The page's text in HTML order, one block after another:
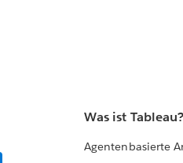
Was ist Tableau?
Agentenbasierte